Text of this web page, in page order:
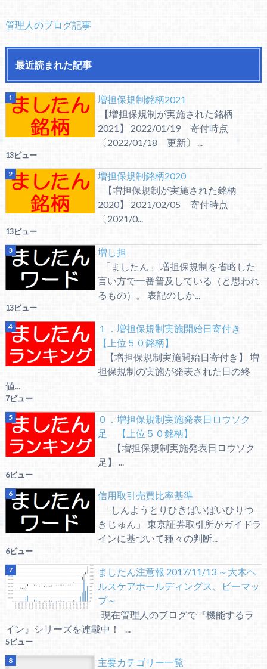
管理人のブログ記事
最近読まれた記事
増担保規制銘柄2021
【増担保規制が実施された銘柄
2021】 2022/01/19 寄付時点
〔2022/01/18 更新〕 ...
13ビュー
増担保規制銘柄2020
【増担保規制が実施された銘柄
2020】 2021/02/05 寄付時点
〔2021/0...
13ビュー
増し担
「ましたん」 増担保規制を省略した
言い方で一番普及している（と思われ
るもの）。 表記のしか...
13ビュー
１．増担保規制実施開始日寄付き
【上位５０銘柄】
【増担保規制実施開始日寄付き】 増
担保規制の実施が発表された日の終
値...
7ビュー
０．増担保規制実施発表日ロウソク
足 【上位５０銘柄】
【増担保規制実施発表日ロウソク
足】 ...
6ビュー
信用取引売買比率基準
「しんようとりひきばいばいひりつ
きじゅん」 東京証券取引所がガイドラ
インに基づいて種々の判断...
6ビュー
ましたん注意報 2017/11/13 ～大木ヘ
ルスケアホールディングス、ビーマッ
プ～
現在管理人のブログで『機能するラ
イン』シリーズを連載中！ ...
5ビュー
主要カテゴリー一覧